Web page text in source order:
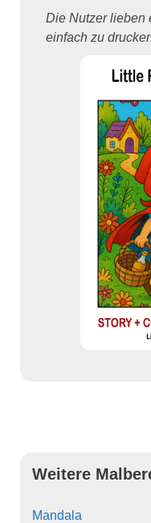
Die Nutzer lieben
einfach zu
Weitere
Mandala